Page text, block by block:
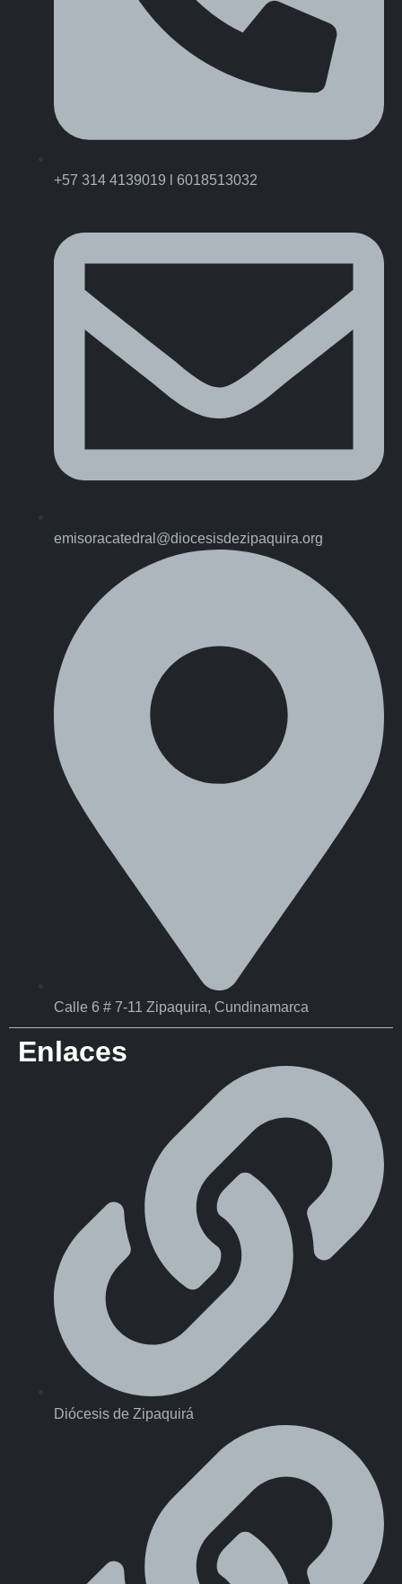
+57 314 4139019 l 6018513032
emisoracatedral@diocesisdezipaquira.org
Calle 6 # 7-11 Zipaquira, Cundinamarca
Enlaces
Diócesis de Zipaquirá